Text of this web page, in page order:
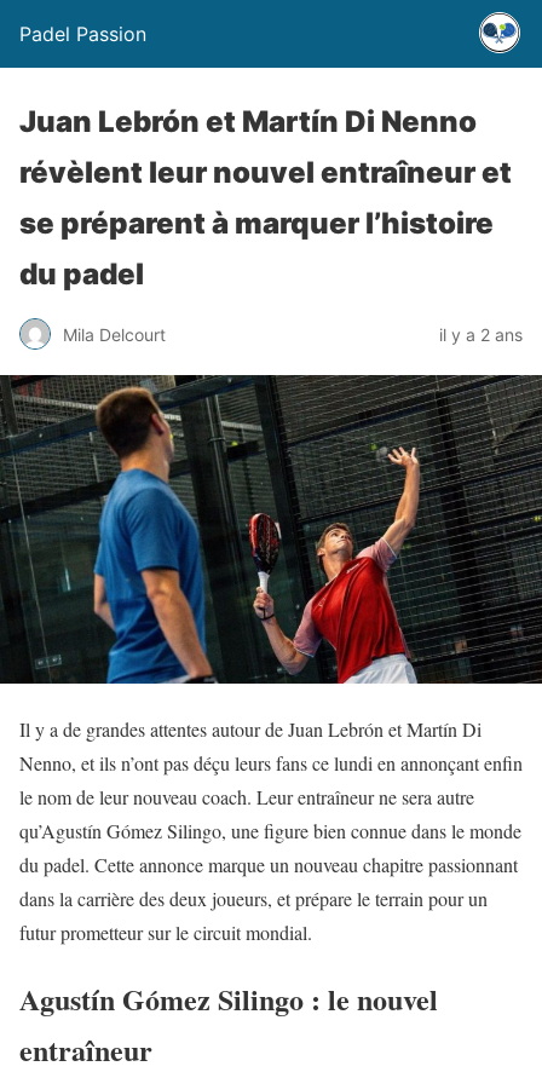
Padel Passion
Juan Lebrón et Martín Di Nenno
révèlent leur nouvel entraîneur et
se préparent à marquer l’histoire
du padel
Mila Delcourt il y a 2 ans
Il y a de grandes attentes autour de Juan Lebrón et Martín Di
Nenno, et ils n’ont pas déçu leurs fans ce lundi en annonçant enfin
le nom de leur nouveau coach. Leur entraîneur ne sera autre
qu’Agustín Gómez Silingo, une figure bien connue dans le monde
du padel. Cette annonce marque un nouveau chapitre passionnant
dans la carrière des deux joueurs, et prépare le terrain pour un
futur prometteur sur le circuit mondial.
Agustín Gómez Silingo : le nouvel
entraîneur